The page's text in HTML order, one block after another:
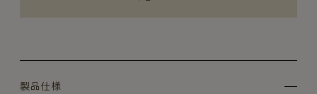
製品仕様